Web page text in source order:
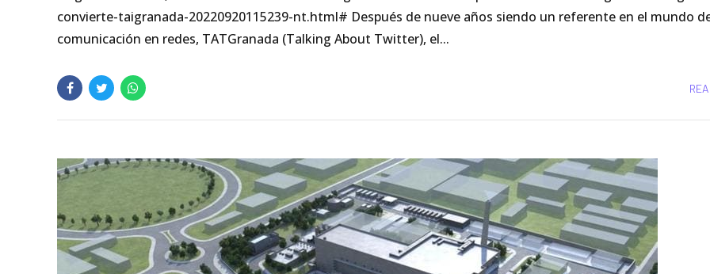
convierte-taigranada-20220920115239-nt.html# Después de nueve años siendo un referente en el mundo
comunicación en redes, TATGranada (Talking About Twitter), el...